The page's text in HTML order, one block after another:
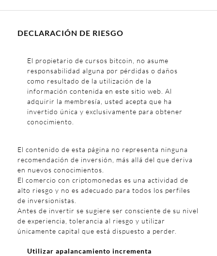
DECLARACIÓN DE RIESGO
El propietario de cursos bitcoin, no asume
responsabilidad alguna por pérdidas o daños
como resultado de la utilización de la
información contenida en este sitio web. Al
adquirir la membresía, usted acepta que ha
invertido única y exclusivamente para obtener
conocimiento.
El contenido de esta página no representa ninguna
recomendación de inversión, más allá del que deriva
en nuevos conocimientos.
El comercio con criptomonedas es una actividad de
alto riesgo y no es adecuado para todos los perfiles
de inversionistas.
Antes de invertir se sugiere ser consciente de su nivel
de experiencia, tolerancia al riesgo y utilizar
únicamente capital que está dispuesto a perder.
Utilizar apalancamiento incrementa